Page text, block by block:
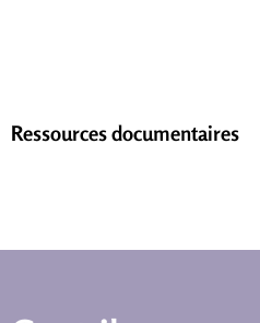
Ressources documentaires